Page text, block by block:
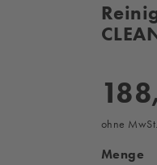
ohne
Menge